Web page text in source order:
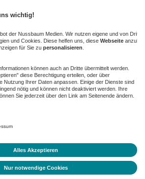
de.jobble.org
Datenschutz
Einstellungen ändern